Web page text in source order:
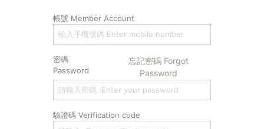
帳號 Member Account
密碼
Password
忘記密碼 Forgot
Password
驗證碼 Verification code